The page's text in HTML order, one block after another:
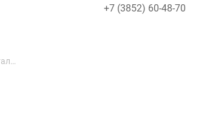
+7 (3852) 60-48-70
Можжевельник Горизонтальный Андора Компакт